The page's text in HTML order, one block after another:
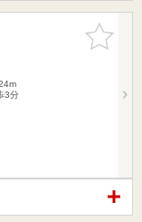
お気に入
りに追加
3分